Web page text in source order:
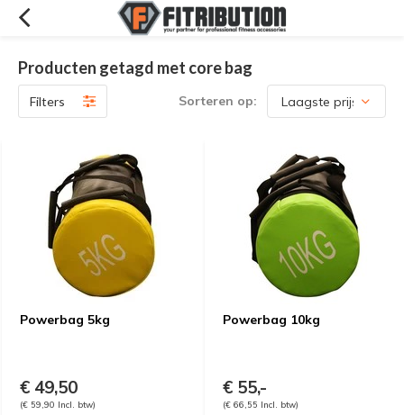
Producten getagd met core bag
Filters Sorteren op:
Powerbag 5kg
€ 49,50
(€ 59,90 Incl. btw)
Powerbag 10kg
€ 55,-
(€ 66,55 Incl. btw)